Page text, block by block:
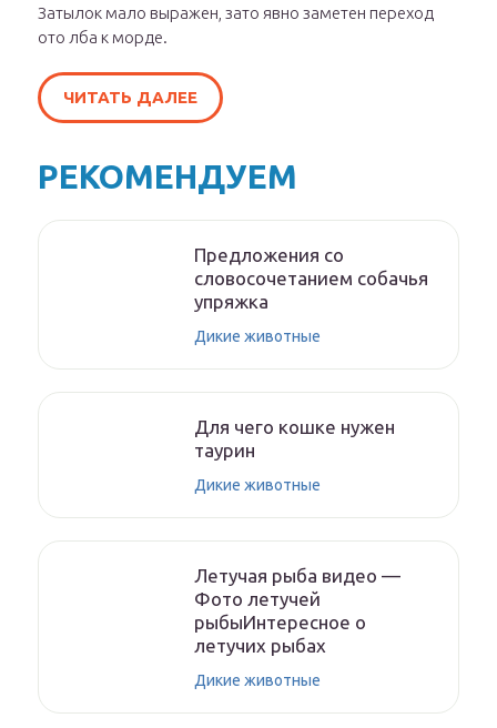
Затылок мало выражен, зато явно заметен переход
ото лба к морде.
ЧИТАТЬ ДАЛЕЕ
РЕКОМЕНДУЕМ
Предложения со
словосочетанием собачья
упряжка
Дикие животные
Для чего кошке нужен
таурин
Дикие животные
Летучая рыба видео —
Фото летучей
рыбыИнтересное о
летучих рыбах
Дикие животные